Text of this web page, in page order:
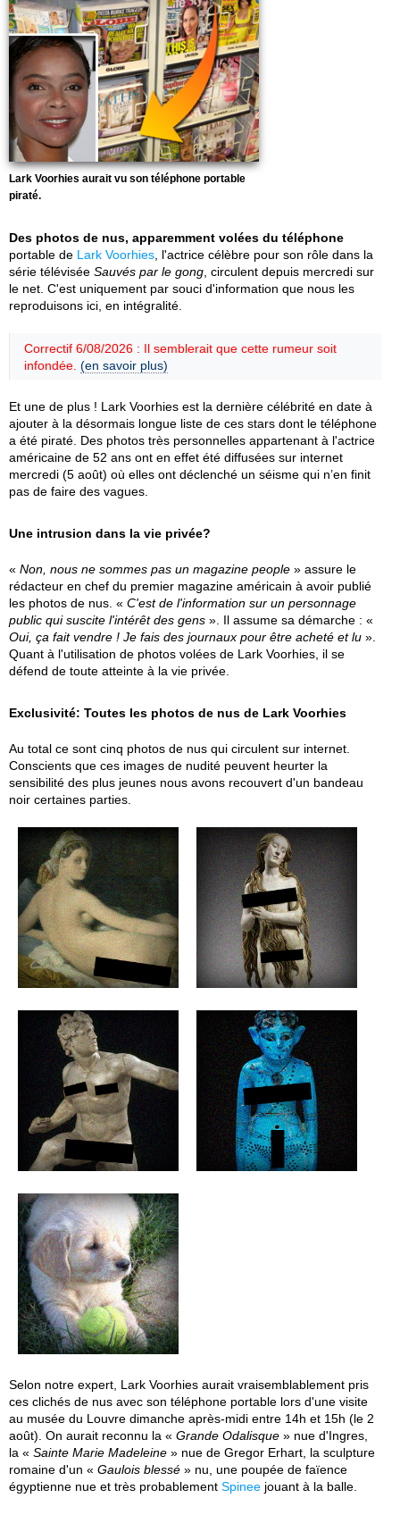
Lark Voorhies aurait vu son téléphone portable
piraté.
Des photos de nus, apparemment volées du téléphone
portable de Lark Voorhies , l'actrice célèbre pour son rôle dans la
série télévisée Sauvés par le gong , circulent depuis mercredi sur
le net. C'est uniquement par souci d'information que nous les
reproduisons ici, en intégralité.
Correctif 6/08/2026 : Il semblerait que cette rumeur soit
infondée. (en savoir plus)
Et une de plus ! Lark Voorhies est la dernière célébrité en date à
ajouter à la désormais longue liste de ces stars dont le téléphone
a été piraté. Des photos très personnelles appartenant à l'actrice
américaine de 52 ans ont en effet été diffusées sur internet
mercredi (5 août) où elles ont déclenché un séisme qui n’en finit
pas de faire des vagues.
Une intrusion dans la vie privée?
« Non, nous ne sommes pas un magazine people » assure le
rédacteur en chef du premier magazine américain à avoir publié
les photos de nus. « C'est de l'information sur un personnage
public qui suscite l'intérêt des gens ». Il assume sa démarche : «
Oui, ça fait vendre ! Je fais des journaux pour être acheté et lu ».
Quant à l'utilisation de photos volées de Lark Voorhies, il se
défend de toute atteinte à la vie privée.
Exclusivité: Toutes les photos de nus de Lark Voorhies
Au total ce sont cinq photos de nus qui circulent sur internet.
Conscients que ces images de nudité peuvent heurter la
sensibilité des plus jeunes nous avons recouvert d'un bandeau
noir certaines parties.
Selon notre expert, Lark Voorhies aurait vraisemblablement pris
ces clichés de nus avec son téléphone portable lors d'une visite
au musée du Louvre dimanche après-midi entre 14h et 15h (le 2
août). On aurait reconnu la « Grande Odalisque » nue d'Ingres,
la « Sainte Marie Madeleine » nue de Gregor Erhart, la sculpture
romaine d'un « Gaulois blessé » nu, une poupée de faïence
égyptienne nue et très probablement Spinee jouant à la balle.